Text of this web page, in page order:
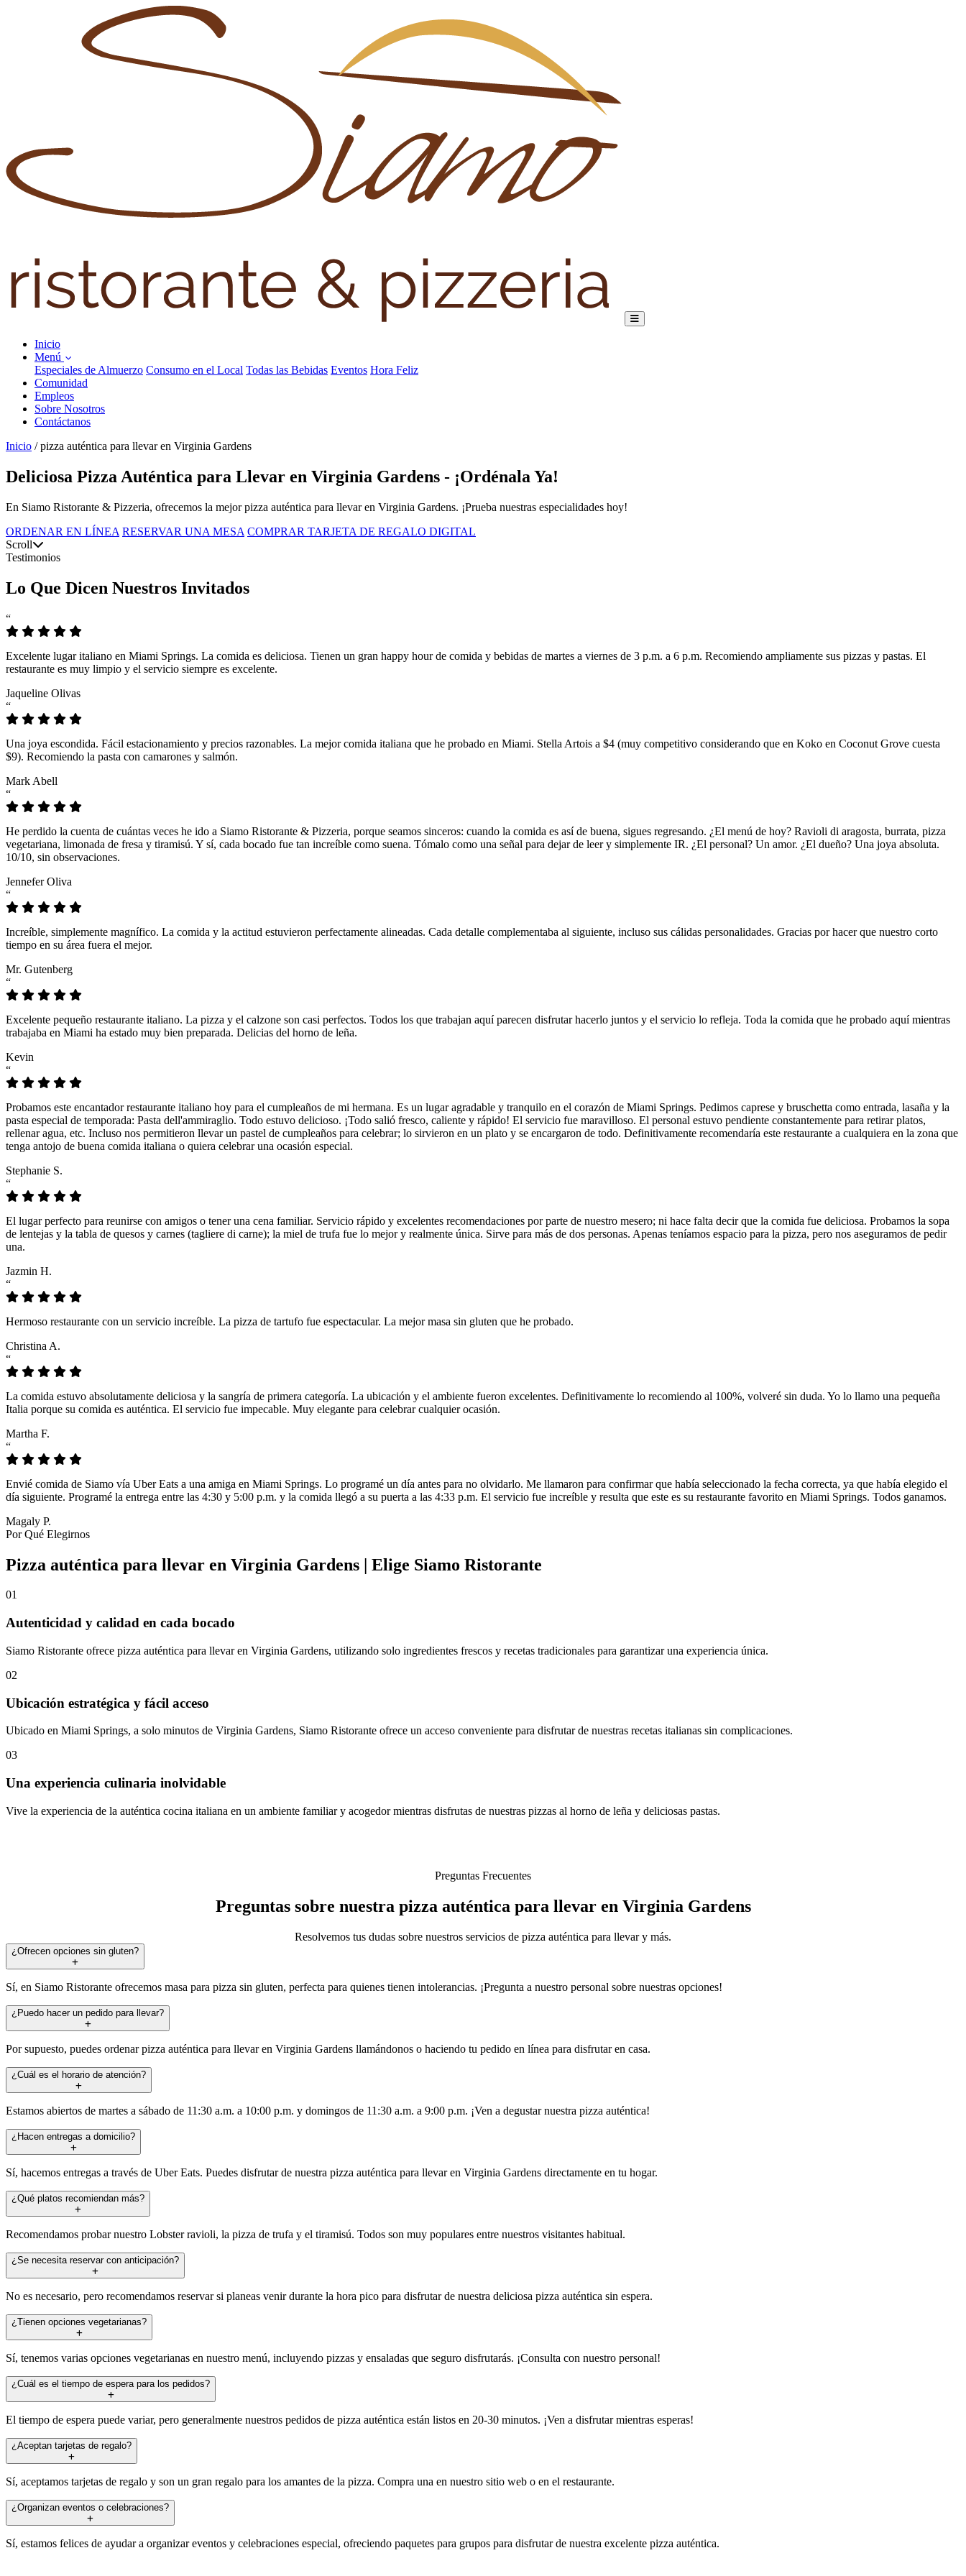
Inicio
Menú
Especiales de Almuerzo Consumo en el Local Todas las Bebidas Eventos Hora Feliz
Comunidad
Empleos
Sobre Nosotros
Contáctanos
Inicio / pizza auténtica para llevar en Virginia Gardens
Deliciosa Pizza Auténtica para Llevar en Virginia Gardens - ¡Ordénala Ya!
En Siamo Ristorante & Pizzeria, ofrecemos la mejor pizza auténtica para llevar en Virginia Gardens. ¡Prueba nuestras especialidades hoy!
ORDENAR EN LÍNEA RESERVAR UNA MESA COMPRAR TARJETA DE REGALO DIGITAL
Scroll
Testimonios
Lo Que Dicen Nuestros Invitados
“
Excelente lugar italiano en Miami Springs. La comida es deliciosa. Tienen un gran happy hour de comida y bebidas de martes a viernes de 3 p.m. a 6 p.m. Recomiendo ampliamente sus pizzas y pastas. El
restaurante es muy limpio y el servicio siempre es excelente.
Jaqueline Olivas
“
Una joya escondida. Fácil estacionamiento y precios razonables. La mejor comida italiana que he probado en Miami. Stella Artois a $4 (muy competitivo considerando que en Koko en Coconut Grove cuesta
$9). Recomiendo la pasta con camarones y salmón.
Mark Abell
“
He perdido la cuenta de cuántas veces he ido a Siamo Ristorante & Pizzeria, porque seamos sinceros: cuando la comida es así de buena, sigues regresando. ¿El menú de hoy? Ravioli di aragosta, burrata, pizza
vegetariana, limonada de fresa y tiramisú. Y sí, cada bocado fue tan increíble como suena. Tómalo como una señal para dejar de leer y simplemente IR. ¿El personal? Un amor. ¿El dueño? Una joya absoluta.
10/10, sin observaciones.
Jennefer Oliva
“
Increíble, simplemente magnífico. La comida y la actitud estuvieron perfectamente alineadas. Cada detalle complementaba al siguiente, incluso sus cálidas personalidades. Gracias por hacer que nuestro corto
tiempo en su área fuera el mejor.
Mr. Gutenberg
“
Excelente pequeño restaurante italiano. La pizza y el calzone son casi perfectos. Todos los que trabajan aquí parecen disfrutar hacerlo juntos y el servicio lo refleja. Toda la comida que he probado aquí mientras
trabajaba en Miami ha estado muy bien preparada. Delicias del horno de leña.
Kevin
“
Probamos este encantador restaurante italiano hoy para el cumpleaños de mi hermana. Es un lugar agradable y tranquilo en el corazón de Miami Springs. Pedimos caprese y bruschetta como entrada, lasaña y la
pasta especial de temporada: Pasta dell'ammiraglio. Todo estuvo delicioso. ¡Todo salió fresco, caliente y rápido! El servicio fue maravilloso. El personal estuvo pendiente constantemente para retirar platos,
rellenar agua, etc. Incluso nos permitieron llevar un pastel de cumpleaños para celebrar; lo sirvieron en un plato y se encargaron de todo. Definitivamente recomendaría este restaurante a cualquiera en la zona que
tenga antojo de buena comida italiana o quiera celebrar una ocasión especial.
Stephanie S.
“
El lugar perfecto para reunirse con amigos o tener una cena familiar. Servicio rápido y excelentes recomendaciones por parte de nuestro mesero; ni hace falta decir que la comida fue deliciosa. Probamos la sopa
de lentejas y la tabla de quesos y carnes (tagliere di carne); la miel de trufa fue lo mejor y realmente única. Sirve para más de dos personas. Apenas teníamos espacio para la pizza, pero nos aseguramos de pedir
una.
Jazmin H.
“
Hermoso restaurante con un servicio increíble. La pizza de tartufo fue espectacular. La mejor masa sin gluten que he probado.
Christina A.
“
La comida estuvo absolutamente deliciosa y la sangría de primera categoría. La ubicación y el ambiente fueron excelentes. Definitivamente lo recomiendo al 100%, volveré sin duda. Yo lo llamo una pequeña
Italia porque su comida es auténtica. El servicio fue impecable. Muy elegante para celebrar cualquier ocasión.
Martha F.
“
Envié comida de Siamo vía Uber Eats a una amiga en Miami Springs. Lo programé un día antes para no olvidarlo. Me llamaron para confirmar que había seleccionado la fecha correcta, ya que había elegido el
día siguiente. Programé la entrega entre las 4:30 y 5:00 p.m. y la comida llegó a su puerta a las 4:33 p.m. El servicio fue increíble y resulta que este es su restaurante favorito en Miami Springs. Todos ganamos.
Magaly P.
Por Qué Elegirnos
Pizza auténtica para llevar en Virginia Gardens | Elige Siamo Ristorante
01
Autenticidad y calidad en cada bocado
Siamo Ristorante ofrece pizza auténtica para llevar en Virginia Gardens, utilizando solo ingredientes frescos y recetas tradicionales para garantizar una experiencia única.
02
Ubicación estratégica y fácil acceso
Ubicado en Miami Springs, a solo minutos de Virginia Gardens, Siamo Ristorante ofrece un acceso conveniente para disfrutar de nuestras recetas italianas sin complicaciones.
03
Una experiencia culinaria inolvidable
Vive la experiencia de la auténtica cocina italiana en un ambiente familiar y acogedor mientras disfrutas de nuestras pizzas al horno de leña y deliciosas pastas.
Preguntas Frecuentes
Preguntas sobre nuestra pizza auténtica para llevar en Virginia Gardens
Resolvemos tus dudas sobre nuestros servicios de pizza auténtica para llevar y más.
¿Ofrecen opciones sin gluten?
Sí, en Siamo Ristorante ofrecemos masa para pizza sin gluten, perfecta para quienes tienen intolerancias. ¡Pregunta a nuestro personal sobre nuestras opciones!
¿Puedo hacer un pedido para llevar?
Por supuesto, puedes ordenar pizza auténtica para llevar en Virginia Gardens llamándonos o haciendo tu pedido en línea para disfrutar en casa.
¿Cuál es el horario de atención?
Estamos abiertos de martes a sábado de 11:30 a.m. a 10:00 p.m. y domingos de 11:30 a.m. a 9:00 p.m. ¡Ven a degustar nuestra pizza auténtica!
¿Hacen entregas a domicilio?
Sí, hacemos entregas a través de Uber Eats. Puedes disfrutar de nuestra pizza auténtica para llevar en Virginia Gardens directamente en tu hogar.
¿Qué platos recomiendan más?
Recomendamos probar nuestro Lobster ravioli, la pizza de trufa y el tiramisú. Todos son muy populares entre nuestros visitantes habitual.
¿Se necesita reservar con anticipación?
No es necesario, pero recomendamos reservar si planeas venir durante la hora pico para disfrutar de nuestra deliciosa pizza auténtica sin espera.
¿Tienen opciones vegetarianas?
Sí, tenemos varias opciones vegetarianas en nuestro menú, incluyendo pizzas y ensaladas que seguro disfrutarás. ¡Consulta con nuestro personal!
¿Cuál es el tiempo de espera para los pedidos?
El tiempo de espera puede variar, pero generalmente nuestros pedidos de pizza auténtica están listos en 20-30 minutos. ¡Ven a disfrutar mientras esperas!
¿Aceptan tarjetas de regalo?
Sí, aceptamos tarjetas de regalo y son un gran regalo para los amantes de la pizza. Compra una en nuestro sitio web o en el restaurante.
¿Organizan eventos o celebraciones?
Sí, estamos felices de ayudar a organizar eventos y celebraciones especial, ofreciendo paquetes para grupos para disfrutar de nuestra excelente pizza auténtica.